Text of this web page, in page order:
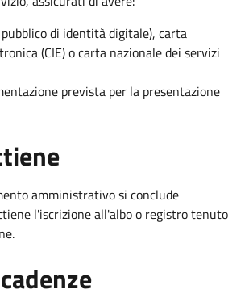
pubblico di identità digitale), carta
(CIE) o carta nazionale dei servizi
prevista per la presentazione
amministrativo si conclude
l'iscrizione all'albo o registro tenuto